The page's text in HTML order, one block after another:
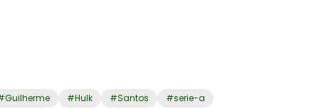
Guilherme #Hulk #Santos #serie-a